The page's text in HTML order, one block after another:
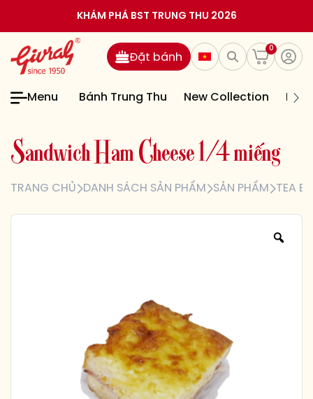
KHÁM PHÁ BST TRUNG THU 2026
0
Đặt bánh
Menu Bánh Trung Thu New Collection
Sandwich H am Cheese 1/4 miếng
TRANG CHỦ DANH SÁCH SẢN PHẨM SẢN PHẨM TEA